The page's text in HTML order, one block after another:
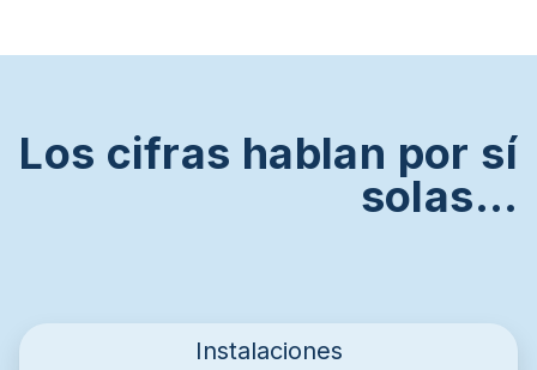
Los cifras hablan por sí
solas…
Instalaciones